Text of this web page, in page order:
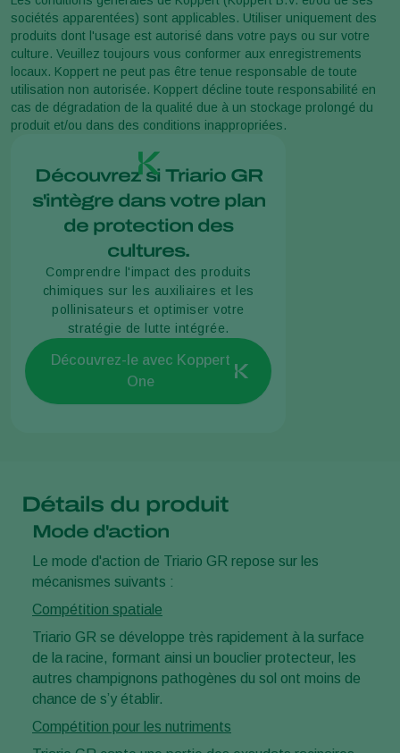
sociétés apparentées) sont applicables. Utiliser uniquement des
produits dont l'usage est autorisé dans votre pays ou sur votre
culture. Veuillez toujours vous conformer aux enregistrements
locaux. Koppert ne peut pas être tenue responsable de toute
utilisation non autorisée. Koppert décline toute responsabilité en
cas de dégradation de la qualité due à un stockage prolongé du
produit et/ou dans des conditions inappropriées.
Découvrez si Triario GR
s'intègre dans votre plan
de protection des
cultures.
Comprendre l'impact des produits
chimiques sur les auxiliaires et les
pollinisateurs et optimiser votre
stratégie de lutte intégrée.
Découvrez-le avec Koppert
One
Détails du produit
Mode d'action
Le mode d'action de Triario GR repose sur les
mécanismes suivants :
Compétition spatiale
Triario GR se développe très rapidement à la surface
de la racine, formant ainsi un bouclier protecteur, les
autres champignons pathogènes du sol ont moins de
chance de s’y établir.
Compétition pour les nutriments